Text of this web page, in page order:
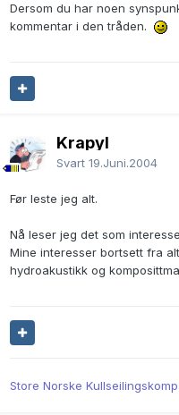
Dersom du har noen
kommentar i den tråden.
Krapyl
Svart 19.Juni.2004
Før leste jeg alt.
Nå leser jeg det som
Mine interesser bortsett fra
hydroakustikk og
Store Norske